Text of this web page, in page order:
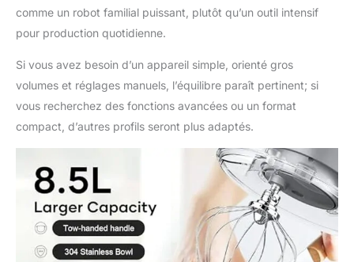
comme un robot familial puissant, plutôt qu’un outil intensif
pour production quotidienne.
Si vous avez besoin d’un appareil simple, orienté gros
volumes et réglages manuels, l’équilibre paraît pertinent; si
vous recherchez des fonctions avancées ou un format
compact, d’autres profils seront plus adaptés.